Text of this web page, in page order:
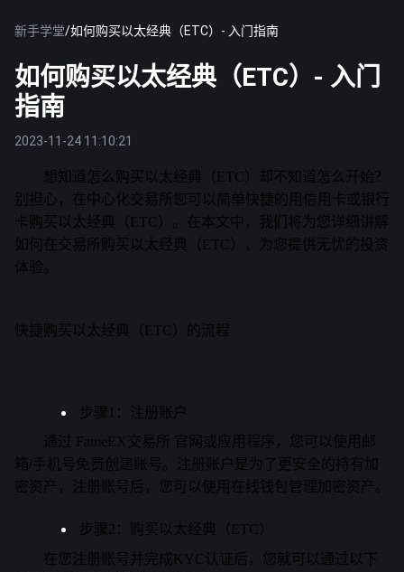
新手学堂/如何购买以太经典（ETC）- 入门指南
如何购买以太经典（ETC）- 入门
指南
2023-11-24 11:10:21
想知道怎么购买以太经典（ETC）却不知道怎么开始？
别担心，在中心化交易所您可以简单快捷的用信用卡或银行
卡购买以太经典（ETC）。在本文中，我们将为您详细讲解
如何在交易所购买以太经典（ETC），为您提供无忧的投资
体验。
快捷购买以太经典（ETC）的流程
步骤1：注册账户
通过 FameEX交易所 官网或应用程序，您可以使用邮
箱/手机号免费创建账号。注册账户是为了更安全的持有加
密资产，注册账号后，您可以使用在线钱包管理加密资产。
步骤2：购买以太经典（ETC）
在您注册账号并完成KYC认证后，您就可以通过以下